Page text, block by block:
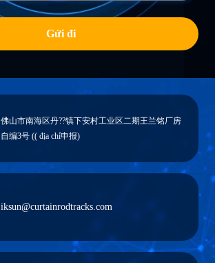
Gửi đi
佛山市南海区丹??镇下安村工业区二期王兰铭厂房
自编3号 (( địa chỉ申报)
iksun@curtainrodtracks.com